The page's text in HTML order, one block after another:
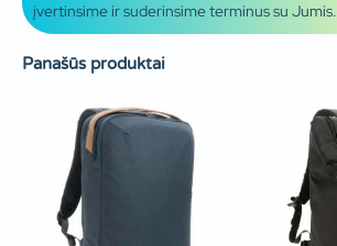
įvertinsime ir suderinsime terminus su Jumis.
Panašūs produktai